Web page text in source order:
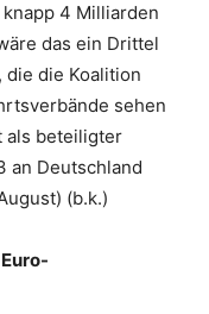
4 Milliarden
das ein Drittel
die Koalition
sehen
als beteiligter
an Deutschland
(b.k.)